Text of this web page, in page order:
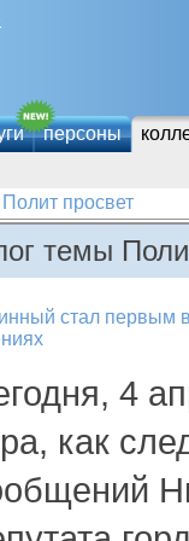
персоны
Полит просвет
темы
стал первым
4
как